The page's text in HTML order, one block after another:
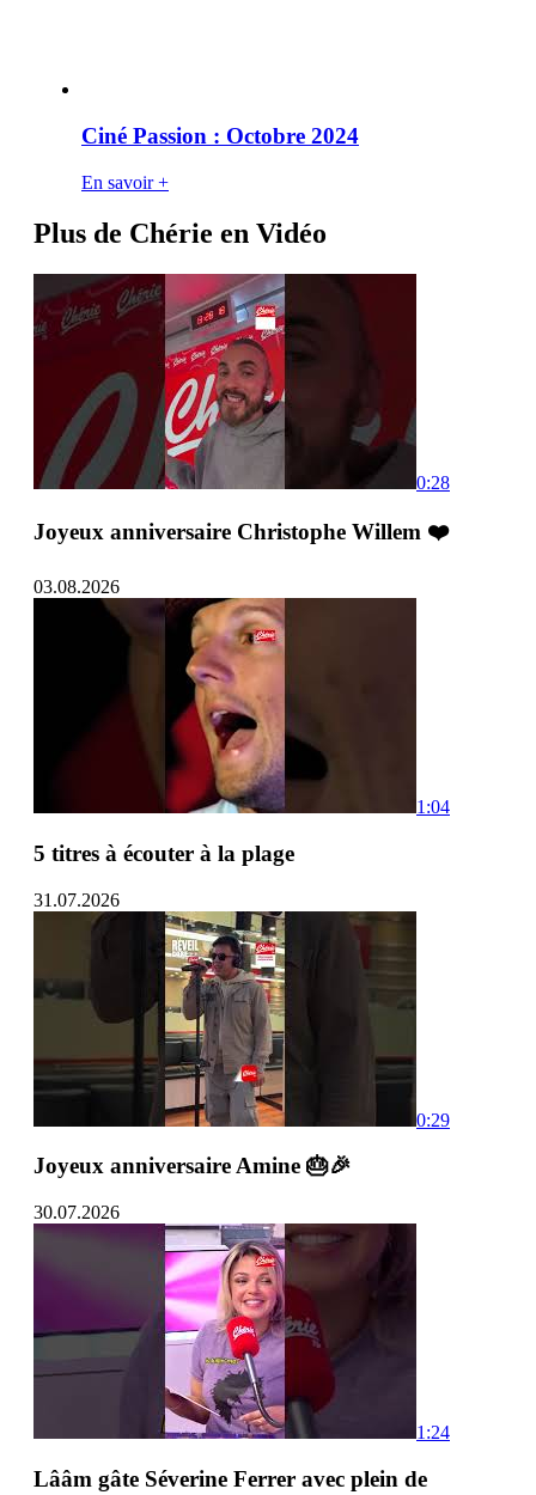
Ciné Passion : Octobre 2024
En savoir +
Plus de Chérie en Vidéo
0:28
Joyeux anniversaire Christophe Willem ❤️
03.08.2026
1:04
5 titres à écouter à la plage
31.07.2026
0:29
Joyeux anniversaire Amine 🎂🎉
30.07.2026
1:24
Lââm gâte Séverine Ferrer avec plein de